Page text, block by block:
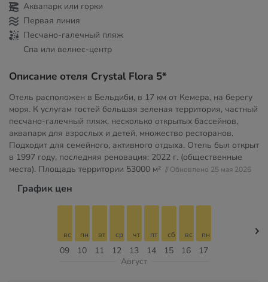
Аквапарк или горки
Первая линия
Песчано-галечный пляж
Спа или велнес-центр
Описание отеля Crystal Flora 5*
Отель расположен в Бельдиби, в 17 км от Кемера, на берегу
моря. К услугам гостей большая зеленая территория, частный
песчано-галечный пляж, несколько открытых бассейнов,
аквапарк для взрослых и детей, множество ресторанов.
Подходит для семейного, активного отдыха. Отель был открыт
в 1997 году, последняя реновация: 2022 г. (общественные
места). Площадь территории 53000 м² // Обновлено 25 мая 2026
График цен
09
вс
10
пн
11
вт
12
ср
13
чт
14
пт
15
сб
16
вс
17
пн
Август